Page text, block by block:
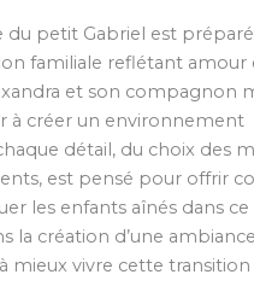
du petit Gabriel est
familiale reflétant amour
et son compagnon
à créer un environnement
détail, du choix des
est pensé pour offrir
les enfants aînés dans
la création d’une
mieux vivre cette